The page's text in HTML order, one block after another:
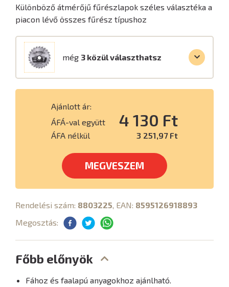
Különböző átmérőjű fűrészlapok széles választéka a
piacon lévő összes fűrész típushoz
még 3 közül választhatsz
Ajánlott ár:
ÁFÁ-val együtt
4 130 Ft
ÁFA nélkül 3 251,97 Ft
MEGVESZEM
Rendelési szám: 8803225, EAN: 8595126918893
Megosztás:
Főbb előnyök
Fához és faalapú anyagokhoz ajánlható.